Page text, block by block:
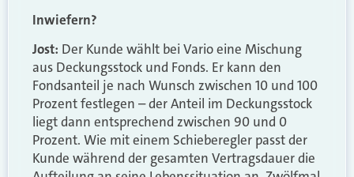
Inwiefern?
Jost: Der Kunde wählt bei Vario eine Mischung
aus Deckungsstock und Fonds. Er kann den
Fondsanteil je nach Wunsch zwischen 10 und 100
Prozent festlegen – der Anteil im Deckungsstock
liegt dann entsprechend zwischen 90 und 0
Prozent. Wie mit einem Schieberegler passt der
Kunde während der gesamten Vertragsdauer die